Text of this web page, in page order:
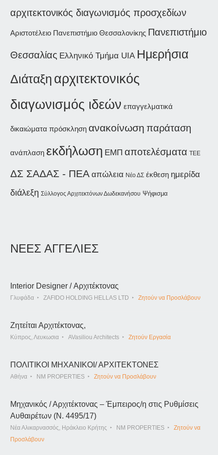
αρχιτεκτονικός διαγωνισμός προσχεδίων
Αριστοτέλειο Πανεπιστήμιο Θεσσαλονίκης Πανεπιστήμιο
Θεσσαλίας Ελληνικό Τμήμα UIA Ημερήσια
Διάταξη αρχιτεκτονικός
διαγωνισμός ιδεών επαγγελματικά
δικαιώματα πρόσκληση ανακοίνωση παράταση
ανάπλαση εκδήλωση ΕΜΠ αποτελέσματα ΤΕΕ
ΔΣ ΣΑΔΑΣ - ΠΕΑ απώλεια Νέο ΔΣ έκθεση ημερίδα
διάλεξη Σύλλογος Αρχιτεκτόνων Δωδεκανήσου Ψήφισμα
ΝΕΕΣ ΑΓΓΕΛΙΕΣ
Interior Designer / Αρχιτέκτονας
Γλυφάδα ZAFIDO HOLDING HELLAS LTD Ζητούν να Προσλάβουν
Ζητείται Αρχιτέκτονας,
Κύπρος, Λευκωσια AVasiliou Architects Ζητούν Εργασία
ΠΟΛΙΤΙΚΟΙ ΜΗΧΑΝΙΚΟΙ/ ΑΡΧΙΤΕΚΤΟΝΕΣ
Αθήνα NM PROPERTIES Ζητούν να Προσλάβουν
Μηχανικός / Αρχιτέκτονας – Έμπειρος/η στις Ρυθμίσεις
Αυθαιρέτων (Ν. 4495/17)
Νέα Αλικαρνασσός, Ηράκλειο Κρήτης NM PROPERTIES
Ζητούν να
Προσλάβουν